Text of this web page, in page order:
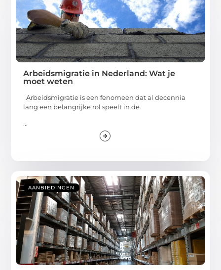
Arbeidsmigratie in Nederland: Wat je
moet weten
Arbeidsmigratie is een fenomeen dat al decennia
lang een belangrijke rol speelt in de
...
AANBIEDINGEN